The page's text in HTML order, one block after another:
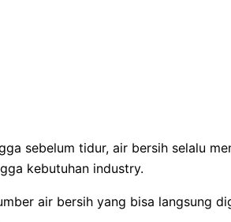
sebelum tidur, air bersih selalu
kebutuhan industry.
air bersih yang bisa langsung